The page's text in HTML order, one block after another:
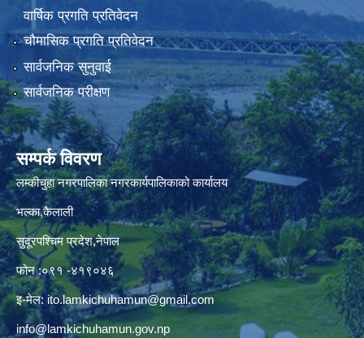
वार्षिक प्रगति प्रतिवेदन
चौमासिक प्रगति प्रतिवेदन
सार्वजनिक सुनुवाई
सार्वजनिक परीक्षण
सम्पर्क विवरण
लम्कीचुहा नगरपालिका नगरकार्यपालिकाको कार्यालय
भल्का,कैलाली
सुदूरपश्चिम प्रदेश,नेपाल
फोन :०९१ -४१९०४६
इ-मेल:ito.lamkichuhamun@gmail.com
info@lamkichuhamun.gov.np